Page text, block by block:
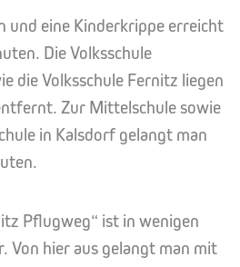
und eine Kinderkrippe erreicht
Die Volksschule
die Volksschule Fernitz liegen
Zur Mittelschule sowie
in Kalsdorf gelangt man
Pflugweg“ ist in wenigen
Von hier aus gelangt man mit